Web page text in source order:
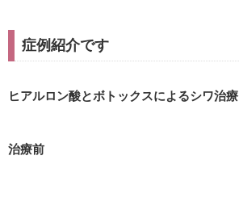
症例紹介です
ヒアルロン酸とボトックスによるシワ治療
治療前